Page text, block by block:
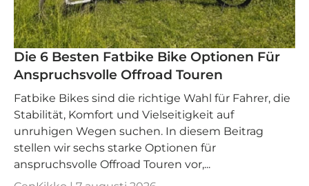
Die 6 Besten Fatbike Bike Optionen Für
Anspruchsvolle Offroad Touren
Fatbike Bikes sind die richtige Wahl für Fahrer, die
Stabilität, Komfort und Vielseitigkeit auf
unruhigen Wegen suchen. In diesem Beitrag
stellen wir sechs starke Optionen für
anspruchsvolle Offroad Touren vor,...